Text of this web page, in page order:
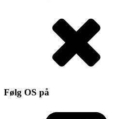
Følg OS på